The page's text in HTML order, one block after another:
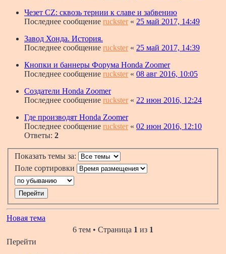
Чезет CZ: сквозь тернии к славе и забвению
Последнее сообщение ruckster« 25 май 2017, 14:49
Завод Хонда. История.
Последнее сообщение ruckster« 25 май 2017, 14:39
Кнопки и баннеры Форума Honda Zoomer
Последнее сообщение ruckster« 08 авг 2016, 10:05
Создатели Honda Zoomer
Последнее сообщение ruckster« 22 июн 2016, 12:24
Где производят Honda Zoomer
Последнее сообщение ruckster« 02 июн 2016, 12:10
Ответы: 2
Показать темы за:
Поле сортировки
Новая тема
6 тем • Страница 1 из 1
Перейти